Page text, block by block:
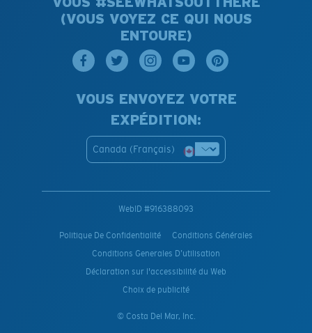
(VOUS VOYEZ CE QUI NOUS
ENTOURE)
VOUS ENVOYEZ VOTRE
EXPÉDITION:
Canada (Français)
WebID #916388093
Politique De Confidentialité
Conditions Générales
Conditions Generales D’utilisation
Déclaration sur l'accessibilité du Web
Choix de publicité
© Costa Del Mar, Inc.